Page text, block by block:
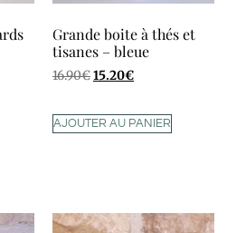
Grande boite à thés et
tisanes – bleue
16.90€15.20€
AJOUTER AU PANIER